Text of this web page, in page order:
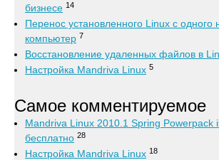
бизнесе 14
Перенос установленного Linux с одного
компьютер 7
Восстановление удаленных файлов в
Настройка Mandriva Linux 5
Самое комментируемое
Mandriva Linux 2010.1 Spring Powerpack
бесплатно 28
Настройка Mandriva Linux 18